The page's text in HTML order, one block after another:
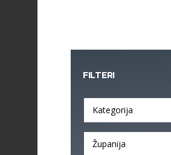
FILTERI
Kategorija
Županija